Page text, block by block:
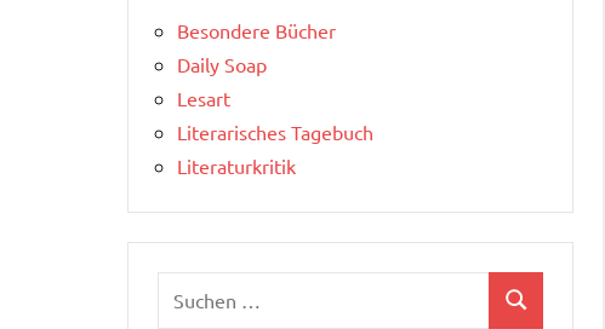
Besondere Bücher
Daily Soap
Lesart
Literarisches Tagebuch
Literaturkritik
Suchen